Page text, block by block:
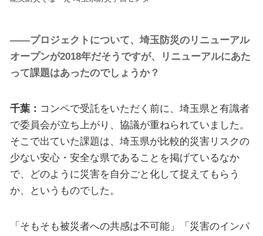
――プロジェクトについて、埼玉防災のリニューアル
オープンが2018年だそうですが、リニューアルにあた
って課題はあったのでしょうか？
千葉： コンペで受託をいただく前に、埼玉県と有識者
で委員会が立ち上がり、協議が重ねられていました。
そこで出ていた課題は、埼玉県が比較的災害リスクの
少ない安心・安全な県であることを掲げているなか
で、どのように災害を自分ごと化して捉えてもらう
か、というものでした。
「そもそも被災者への共感は不可能」「災害のインパ